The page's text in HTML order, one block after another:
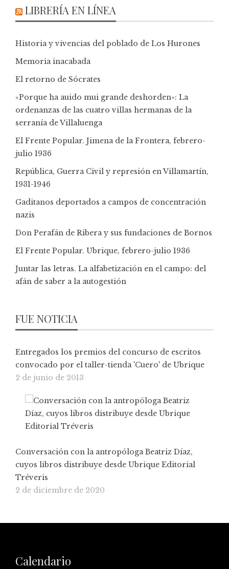
LIBRERÍA EN LÍNEA
Historia y vivencias del poblado de Los Hurones
Memoria inacabada
El retorno de Sócrates
«Porque ha auido mui grande deshorden»: La
ordenanzas de las cuatro villas hermanas de la
serranía de Villaluenga
El Frente Popular. Jimena de la Frontera, febrero-
julio 1936
República, Guerra Civil y represión en Villamartín,
1931-1946
Gaditanos deportados a campos de concentración
nazis
Don Perafán de Ribera y sus fundaciones de Bornos
El Frente Popular. Ubrique, febrero-julio 1936
Juntar las letras. La alfabetización en el campo: del
afán de saber a la autogestión
FUE NOTICIA
Entregados los premios del concurso de escritos
convocado por el taller-tienda 'Cuero' de Ubrique
2 de junio de 2013
Conversación con la antropóloga Beatriz Díaz,
cuyos libros distribuye desde Ubrique Editorial
Tréveris
2 de diciembre de 2020
Calendario